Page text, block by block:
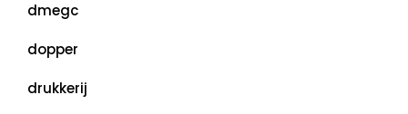
dmegc
dopper
drukkerij